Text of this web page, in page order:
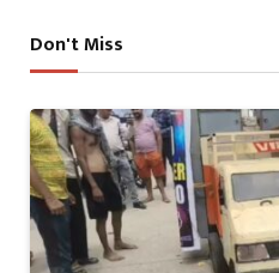
Don't Miss